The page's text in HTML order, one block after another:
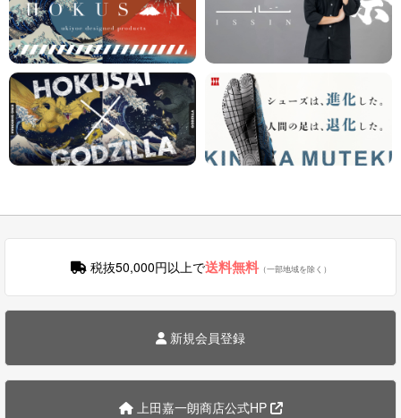
税抜50,000円以上で送料無料（一部地域を除く）
新規会員登録
上田嘉一朗商店公式HP